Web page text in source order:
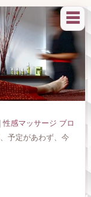
☰
性感マッサージ ブロ
予定があわず、今